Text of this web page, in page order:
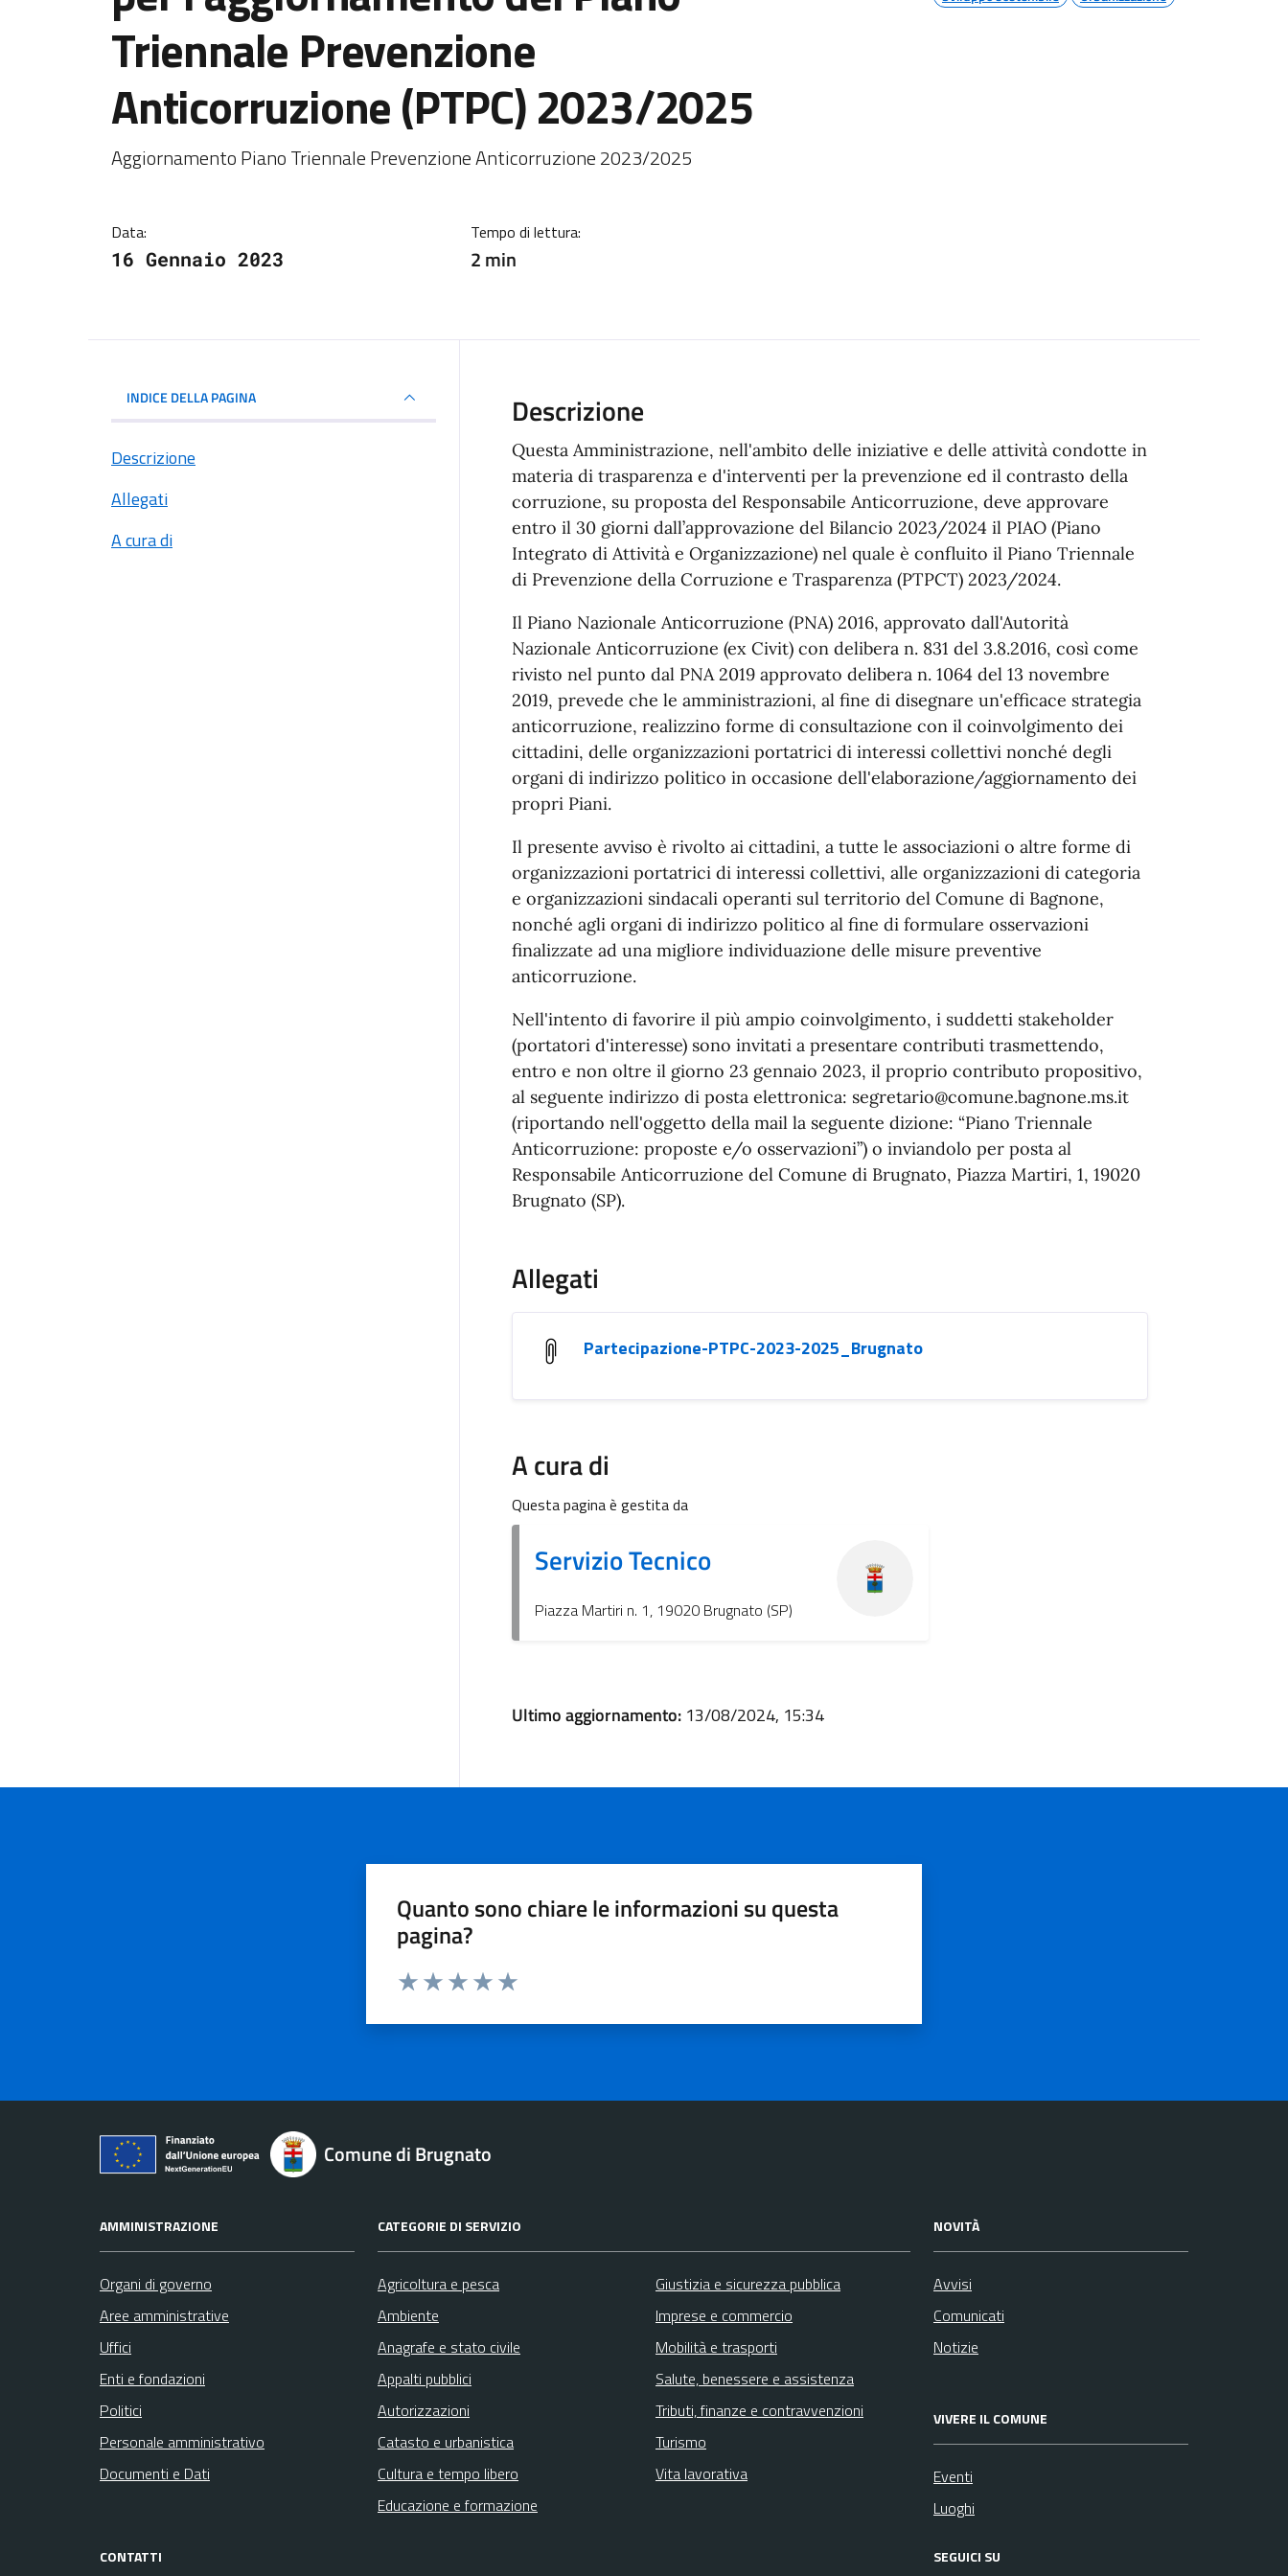
Triennale Prevenzione
Anticorruzione (PTPC) 2023/2025
Dettagli della notizia
Aggiornamento Piano Triennale Prevenzione Anticorruzione 2023/2025
Data:
16 Gennaio 2023
Tempo di lettura:
2 min
INDICE DELLA PAGINA
Descrizione
Allegati
A cura di
Descrizione
Questa Amministrazione, nell'ambito delle iniziative e delle attività condotte in
materia di trasparenza e d'interventi per la prevenzione ed il contrasto della
corruzione, su proposta del Responsabile Anticorruzione, deve approvare
entro il 30 giorni dall’approvazione del Bilancio 2023/2024 il PIAO (Piano
Integrato di Attività e Organizzazione) nel quale è confluito il Piano Triennale
di Prevenzione della Corruzione e Trasparenza (PTPCT) 2023/2024.
Il Piano Nazionale Anticorruzione (PNA) 2016, approvato dall'Autorità
Nazionale Anticorruzione (ex Civit) con delibera n. 831 del 3.8.2016, così come
rivisto nel punto dal PNA 2019 approvato delibera n. 1064 del 13 novembre
2019, prevede che le amministrazioni, al fine di disegnare un'efficace strategia
anticorruzione, realizzino forme di consultazione con il coinvolgimento dei
cittadini, delle organizzazioni portatrici di interessi collettivi nonché degli
organi di indirizzo politico in occasione dell'elaborazione/aggiornamento dei
propri Piani.
Il presente avviso è rivolto ai cittadini, a tutte le associazioni o altre forme di
organizzazioni portatrici di interessi collettivi, alle organizzazioni di categoria
e organizzazioni sindacali operanti sul territorio del Comune di Bagnone,
nonché agli organi di indirizzo politico al fine di formulare osservazioni
finalizzate ad una migliore individuazione delle misure preventive
anticorruzione.
Nell'intento di favorire il più ampio coinvolgimento, i suddetti stakeholder
(portatori d'interesse) sono invitati a presentare contributi trasmettendo,
entro e non oltre il giorno 23 gennaio 2023, il proprio contributo propositivo,
al seguente indirizzo di posta elettronica: segretario@comune.bagnone.ms.it
(riportando nell'oggetto della mail la seguente dizione: “Piano Triennale
Anticorruzione: proposte e/o osservazioni”) o inviandolo per posta al
Responsabile Anticorruzione del Comune di Brugnato, Piazza Martiri, 1, 19020
Brugnato (SP).
Allegati
Partecipazione-PTPC-2023-2025_Brugnato
A cura di
Questa pagina è gestita da
Servizio Tecnico
Piazza Martiri n. 1, 19020 Brugnato (SP)
Ultimo aggiornamento: 13/08/2024, 15:34
Quanto sono chiare le informazioni su questa
pagina?
Comune di Brugnato
AMMINISTRAZIONE
Organi di governo
Aree amministrative
Uffici
Enti e fondazioni
Politici
Personale amministrativo
Documenti e Dati
CATEGORIE DI SERVIZIO
Agricoltura e pesca
Ambiente
Anagrafe e stato civile
Appalti pubblici
Autorizzazioni
Catasto e urbanistica
Cultura e tempo libero
Educazione e formazione
Giustizia e sicurezza pubblica
Imprese e commercio
Mobilità e trasporti
Salute, benessere e assistenza
Tributi, finanze e contravvenzioni
Turismo
Vita lavorativa
NOVITÀ
Avvisi
Comunicati
Notizie
VIVERE IL COMUNE
Eventi
Luoghi
CONTATTI SEGUICI SU